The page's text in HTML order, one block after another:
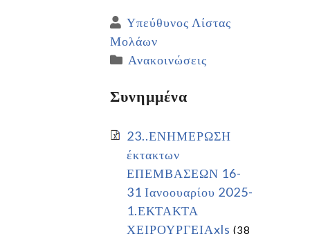
Υπεύθυνος Λίστας
Μολάων
Ανακοινώσεις
Συνημμένα
23..ΕΝΗΜΕΡΩΣΗ
έκτακτων
ΕΠΕΜΒΑΣΕΩΝ 16-
31 Ιανοουαρίου 2025-
1.ΕΚΤΑΚΤΑ
ΧΕΙΡΟΥΡΓΕΙΑxls (38